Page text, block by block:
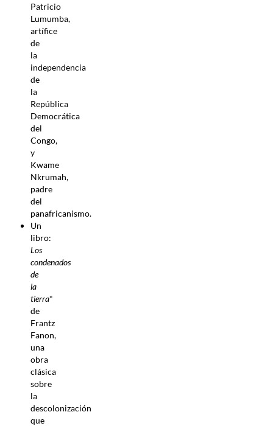
Patricio
Lumumba,
artífice
de
la
independencia
de
la
República
Democrática
del
Congo,
y
Kwame
Nkrumah,
padre
del
panafricanismo.
Un
libro:
Los
condenados
de
la
tierra*
de
Frantz
Fanon,
una
obra
clásica
sobre
la
descolonización
que